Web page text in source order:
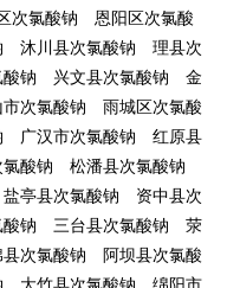
次氯酸钠
恩阳区次氯酸
沐川县次氯酸钠
理县次
钠 兴文县次氯酸钠
金
次氯酸钠
雨城区次氯酸
广汉市次氯酸钠
红原县
酸钠
松潘县次氯酸钠
盐亭县次氯酸钠
资中县次
钠 三台县次氯酸钠
荥
次氯酸钠
阿坝县次氯酸
大竹县次氯酸钠 绵阳市